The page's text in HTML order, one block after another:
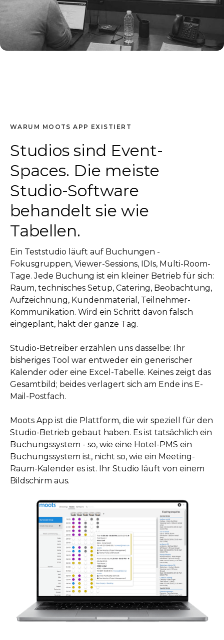
WARUM MOOTS APP EXISTIERT
Studios sind Event-
Spaces. Die meiste
Studio-Software
behandelt sie wie
Tabellen.
Ein Teststudio läuft auf Buchungen -
Fokusgruppen, Viewer-Sessions, IDIs, Multi-Room-
Tage. Jede Buchung ist ein kleiner Betrieb für sich:
Raum, technisches Setup, Catering, Beobachtung,
Aufzeichnung, Kundenmaterial, Teilnehmer-
Kommunikation. Wird ein Schritt davon falsch
eingeplant, hakt der ganze Tag.
Studio-Betreiber erzählen uns dasselbe: Ihr
bisheriges Tool war entweder ein generischer
Kalender oder eine Excel-Tabelle. Keines zeigt das
Gesamtbild; beides verlagert sich am Ende ins E-
Mail-Postfach.
Moots App ist die Plattform, die wir speziell für den
Studio-Betrieb gebaut haben. Es ist tatsächlich ein
Buchungssystem - so, wie eine Hotel-PMS ein
Buchungssystem ist, nicht so, wie ein Meeting-
Raum-Kalender es ist. Ihr Studio läuft von einem
Bildschirm aus.